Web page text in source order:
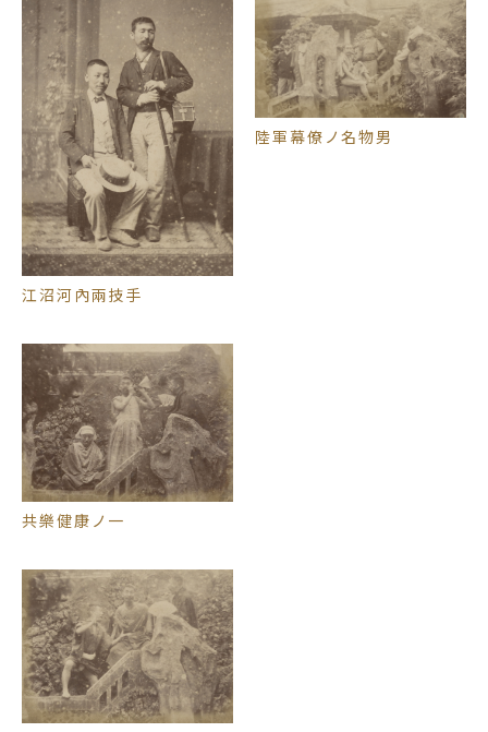
江沼河內兩技手
陸軍幕僚ノ名物男
共樂健康ノ一